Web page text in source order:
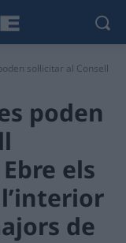
sol·licitar al Consell
poden
els
de